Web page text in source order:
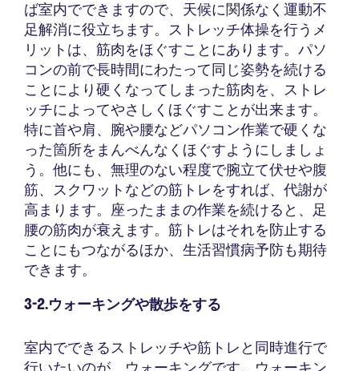
ば室内でできますので、天候に関係なく運動不
足解消に役立ちます。ストレッチ体操を行うメ
リットは、筋肉をほぐすことにあります。パソ
コンの前で長時間にわたって同じ姿勢を続ける
ことにより硬くなってしまった筋肉を、ストレ
ッチによってやさしくほぐすことが出来ます。
特に首や肩、腕や腰などパソコン作業で硬くな
った箇所をまんべんなくほぐすようにしましょ
う。他にも、無理のない程度で腕立て伏せや腹
筋、スクワットなどの筋トレをすれば、代謝が
高まります。座ったままの作業を続けると、足
腰の筋肉が衰えます。筋トレはそれを防止する
ことにもつながるほか、生活習慣病予防も期待
できます。
3-2.ウォーキングや散歩をする
室内でできるストレッチや筋トレと同時進行で
行いたいのが、ウォーキングです。ウォーキン